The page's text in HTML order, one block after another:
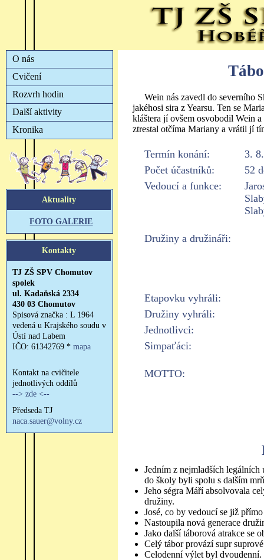
Wein nás zavedl do severního
jakéhosi sira z Yearsu. Ten se
kláštera jí ovšem osvobodil Wein
ztrestal otčíma Mariany a vrátil jí
Termín konání:
3.
Počet účastníků:
52
Vedoucí a funkce:
Družiny a družináři:
Etapovku vyhráli:
Družiny vyhráli:
Jednotlivci:
Simpaťáci:
MOTTO:
Jedním z nejmladších legálních
do školy byli spolu s dalším
Jeho ségra Máří absolvovala
družiny.
José, co by vedoucí se již
Nastoupila nová generace
Jako další táborová atrakce se
Celý tábor provází supr
Celodenní výlet byl dvoudenní.